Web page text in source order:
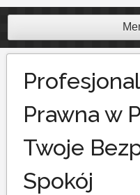
Prawna w
Twoje
Spokój